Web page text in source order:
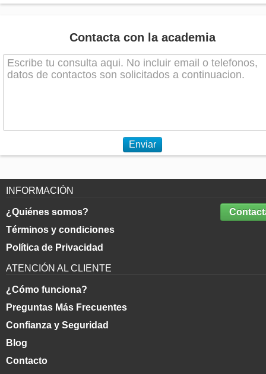
Contacta con la academia
Enviar
INFORMACIÓN
¿Quiénes somos?
Términos y condiciones
Política de Privacidad
ATENCIÓN AL CLIENTE
¿Cómo funciona?
Preguntas Más Frecuentes
Confianza y Seguridad
Blog
Contacto